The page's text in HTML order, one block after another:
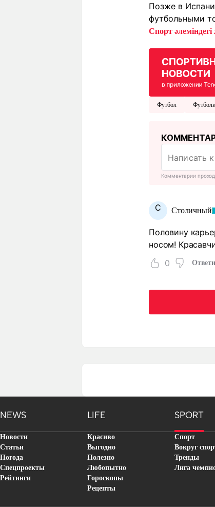
Позже в
футбольными
Спорт
Футбол
Комментарии
С Столичный
Половину
носом!
0
NEWS LIFE SPORT
Новости
Статьи
Погода
Спецпроекты
Рейтинги
Красиво
Выгодно
Полезно
Любопытно
Гороскопы
Рецепты
Спорт
Вокруг
Тренды
Лига